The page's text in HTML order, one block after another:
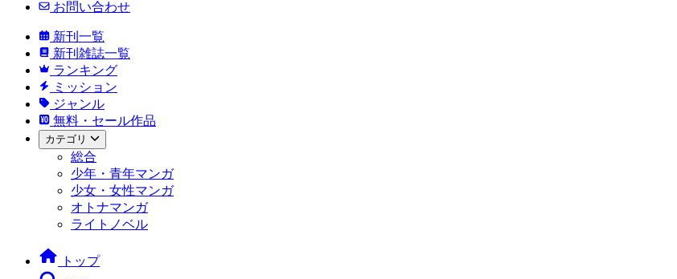
お問い合わせ
新刊一覧
新刊雑誌一覧
ランキング
ミッション
ジャンル
無料・セール作品
カテゴリ
総合
少年・青年マンガ
少女・女性マンガ
オトナマンガ
ライトノベル
トップ